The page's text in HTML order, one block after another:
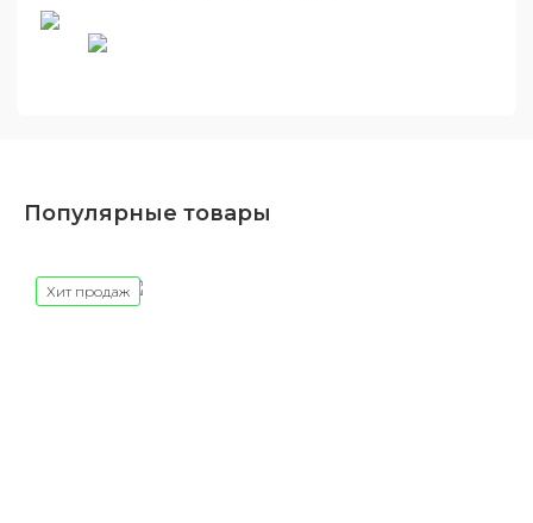
Популярные товары
Хит продаж